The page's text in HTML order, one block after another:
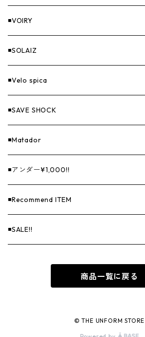
◾️VOIRY
◾️SOLAIZ
◾️Velo spica
◾️SAVE SHOCK
◾️Matador
◾️アンダー¥1,000!!
◾️Recommend ITEM
◾️SALE!!
商品一覧に戻る
© THE UNFORM STORE